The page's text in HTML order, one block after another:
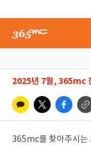
2025년 7월, 365mc
365mc를 찾아주시는